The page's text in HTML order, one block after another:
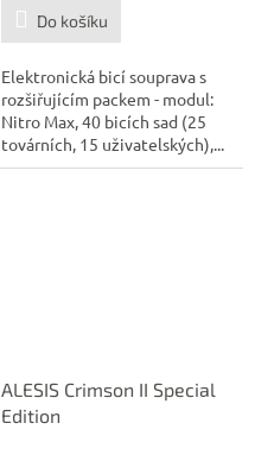
Do košíku
Elektronická bicí souprava s
rozšiřujícím packem - modul:
Nitro Max, 40 bicích sad (25
továrních, 15 uživatelských),...
ALESIS Crimson II Special
Edition